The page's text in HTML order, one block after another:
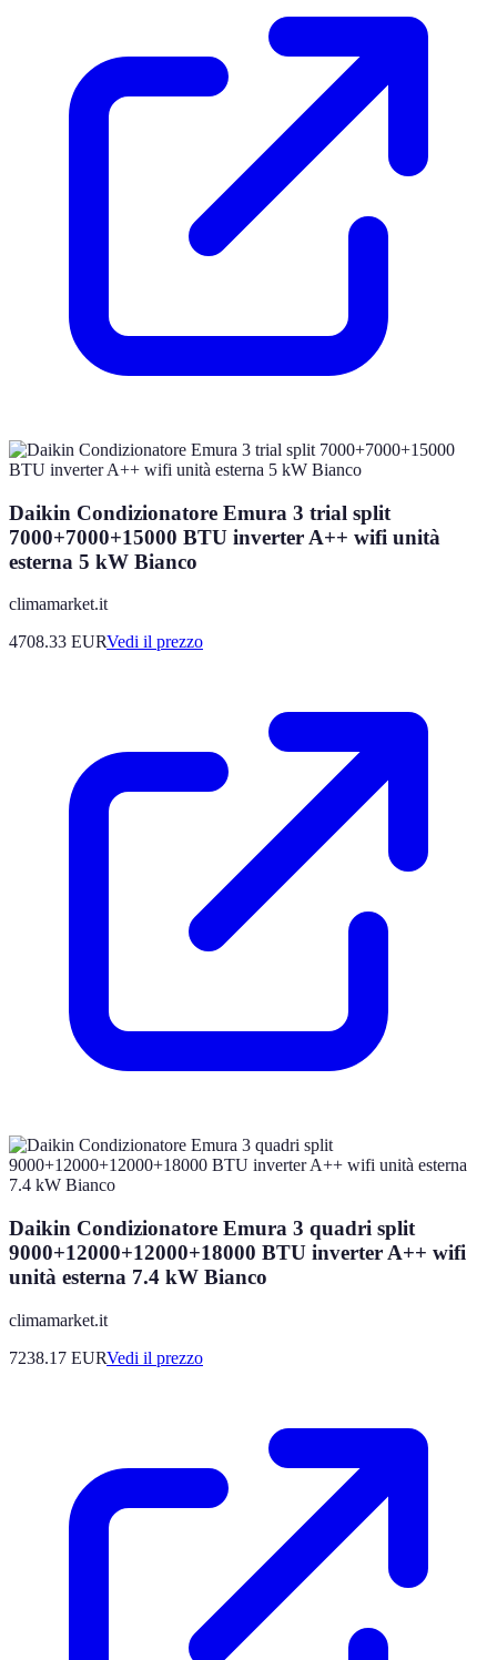
Daikin Condizionatore Emura 3 trial split
7000+7000+15000 BTU inverter A++ wifi unità
esterna 5 kW Bianco
climamarket.it
4708.33 EURVedi il prezzo
Daikin Condizionatore Emura 3 quadri split
9000+12000+12000+18000 BTU inverter A++ wifi
unità esterna 7.4 kW Bianco
climamarket.it
7238.17 EURVedi il prezzo